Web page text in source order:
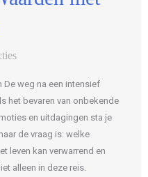
De weg na een intensief
het bevaren van onbekende
en uitdagingen sta je
de vraag is: welke
leven kan verwarrend en
alleen in deze reis.